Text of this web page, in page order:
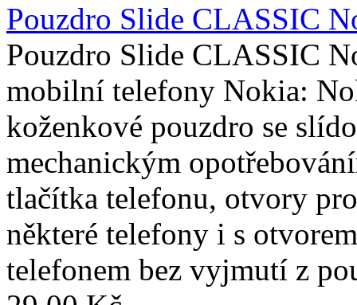
Pouzdro Slide CLASSIC
Pouzdro Slide CLASSIC
mobilní telefony Nokia:
koženkové pouzdro se
mechanickým
tlačítka telefonu, otvory
některé telefony i s
telefonem bez vyjmutí z